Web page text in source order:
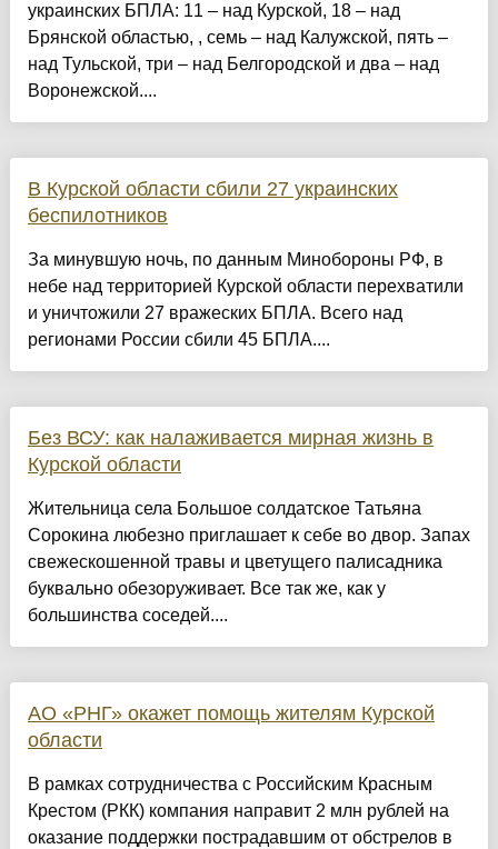
украинских БПЛА: 11 – над Курской, 18 – над
Брянской областью, , семь – над Калужской, пять –
над Тульской, три – над Белгородской и два – над
Воронежской....
В Курской области сбили 27 украинских
беспилотников
За минувшую ночь, по данным Минобороны РФ, в
небе над территорией Курской области перехватили
и уничтожили 27 вражеских БПЛА. Всего над
регионами России сбили 45 БПЛА....
Без ВСУ: как налаживается мирная жизнь в
Курской области
Жительница села Большое солдатское Татьяна
Сорокина любезно приглашает к себе во двор. Запах
свежескошенной травы и цветущего палисадника
буквально обезоруживает. Все так же, как у
большинства соседей....
АО «РНГ» окажет помощь жителям Курской
области
В рамках сотрудничества с Российским Красным
Крестом (РКК) компания направит 2 млн рублей на
оказание поддержки пострадавшим от обстрелов в